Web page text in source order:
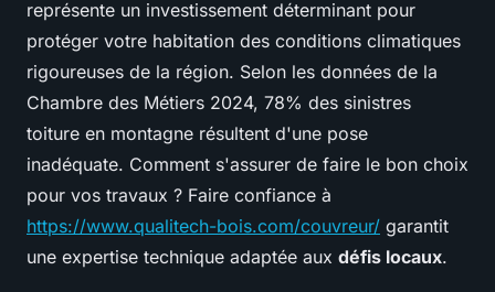
représente un investissement déterminant pour
protéger votre habitation des conditions climatiques
rigoureuses de la région. Selon les données de la
Chambre des Métiers 2024, 78% des sinistres
toiture en montagne résultent d'une pose
inadéquate. Comment s'assurer de faire le bon choix
pour vos travaux ? Faire confiance à
https://www.qualitech-bois.com/couvreur/ garantit
une expertise technique adaptée aux défis locaux.